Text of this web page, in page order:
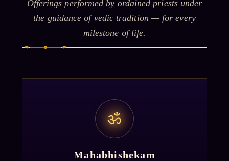
Offerings performed by ordained priests under
the guidance of vedic tradition — for every
milestone of life.
ॐ
Mahabhishekam